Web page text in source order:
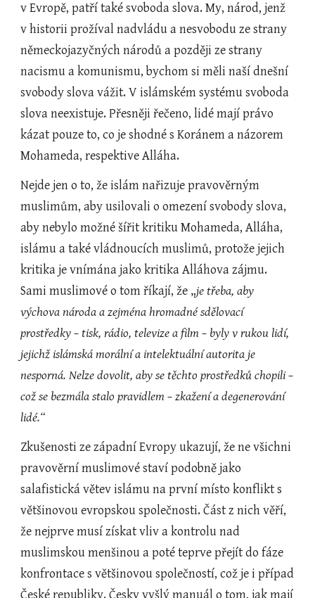
v Evropě, patří také svoboda slova. My, národ, jenž
v historii prožíval nadvládu a nesvobodu ze strany
německojazyčných národů a později ze strany
nacismu a komunismu, bychom si měli naší dnešní
svobody slova vážit. V islámském systému svoboda
slova neexistuje. Přesněji řečeno, lidé mají právo
kázat pouze to, co je shodné s Koránem a názorem
Mohameda, respektive Alláha.
Nejde jen o to, že islám nařizuje pravověrným
muslimům, aby usilovali o omezení svobody slova,
aby nebylo možné šířit kritiku Mohameda, Alláha,
islámu a také vládnoucích muslimů, protože jejich
kritika je vnímána jako kritika Alláhova zájmu.
Sami muslimové o tom říkají, že „je třeba, aby
výchova národa a zejména hromadné sdělovací
prostředky – tisk, rádio, televize a film – byly v rukou lidí,
jejichž islámská morální a intelektuální autorita je
nesporná. Nelze dovolit, aby se těchto prostředků chopili –
což se bezmála stalo pravidlem – zkažení a degenerování
lidé.“
Zkušenosti ze západní Evropy ukazují, že ne všichni
pravověrní muslimové staví podobně jako
salafistická větev islámu na první místo konflikt s
většinovou evropskou společnosti. Část z nich věří,
že nejprve musí získat vliv a kontrolu nad
muslimskou menšinou a poté teprve přejít do fáze
konfrontace s většinovou společností, což je i případ
České republiky. Česky vyšlý manuál o tom, jak mají